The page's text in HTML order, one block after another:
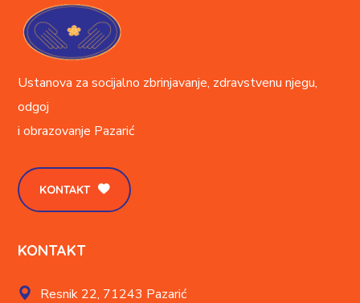
Ustanova za socijalno zbrinjavanje, zdravstvenu njegu,
odgoj
i obrazovanje Pazarić
KONTAKT
KONTAKT
Resnik 22, 71243 Pazarić